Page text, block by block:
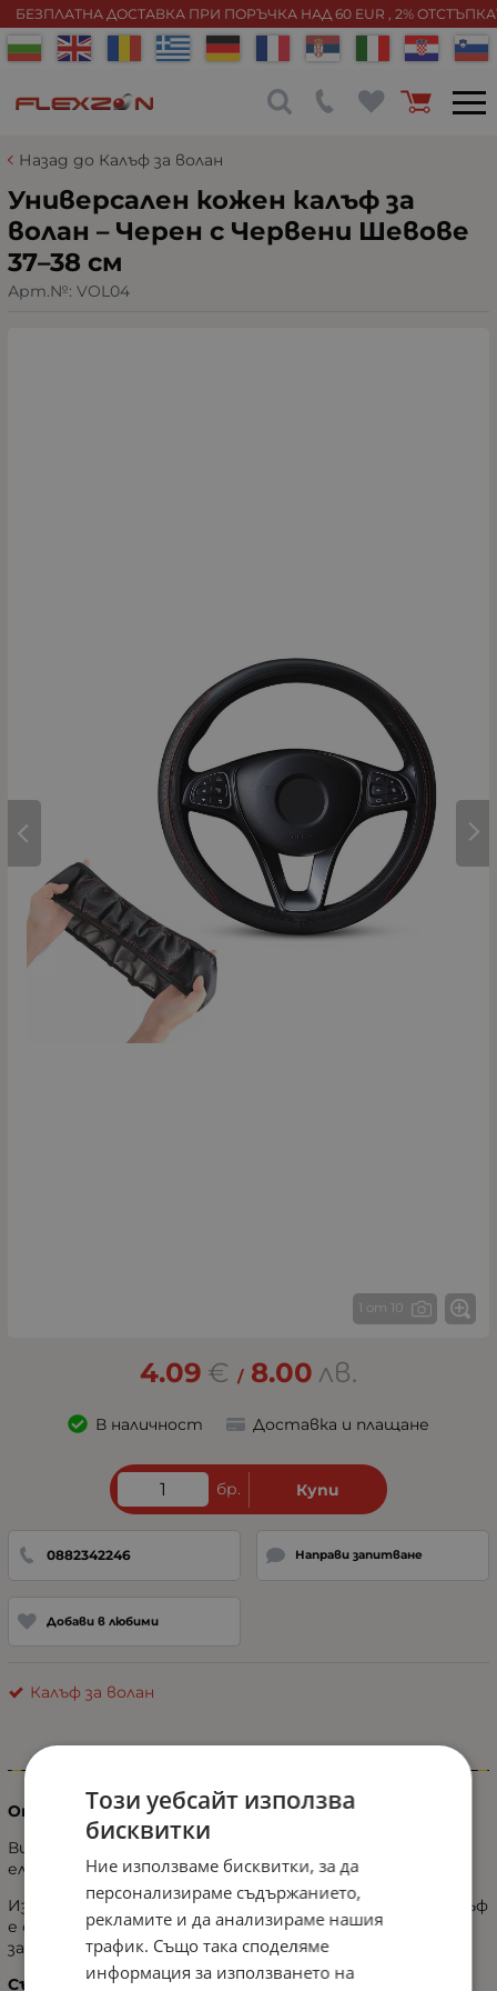
БЕЗПЛАТНА ДОСТАВКА ПРИ ПОРЪЧКА НАД 60 EUR , 2%
Назад до Калъф за волан
Универсален кожен калъф за
волан – Черен с Червени Шевове
37–38 см
Арт.№: VOL04
1 от 10
4.09 € / 8.00 лв.
В наличност Доставка и плащане
бр. Купи
0882342246 Направи запитване
Добави в любими
Калъф за волан
Описание на продукта
Висококачествен универсален калъф за волан с
елегантни червени шевове.
Изработен от здрава и устойчива PU кожа, този калъф
е създаден за по-добро сцепление, стилна визия и
защита от износване.
Съвместимост:
Този уебсайт използва
бисквитки
Ние използваме бисквитки, за да
персонализираме съдържанието,
рекламите и да анализираме нашия
трафик. Също така споделяме
информация за използването на